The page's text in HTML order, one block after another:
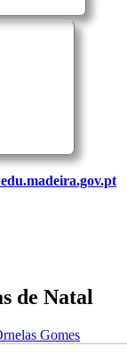
de Natal
Gomes